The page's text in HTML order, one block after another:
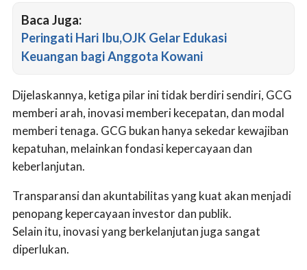
Baca Juga:
Peringati Hari Ibu,OJK Gelar Edukasi
Keuangan bagi Anggota Kowani
Dijelaskannya, ketiga pilar ini tidak berdiri sendiri, GCG
memberi arah, inovasi memberi kecepatan, dan modal
memberi tenaga. GCG bukan hanya sekedar kewajiban
kepatuhan, melainkan fondasi kepercayaan dan
keberlanjutan.
Transparansi dan akuntabilitas yang kuat akan menjadi
penopang kepercayaan investor dan publik.
Selain itu, inovasi yang berkelanjutan juga sangat
diperlukan.